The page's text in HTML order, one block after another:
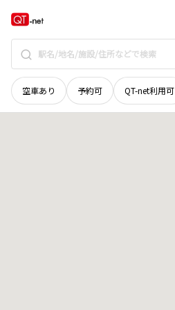
空車あり 予約可 QT-net利用可
北海道